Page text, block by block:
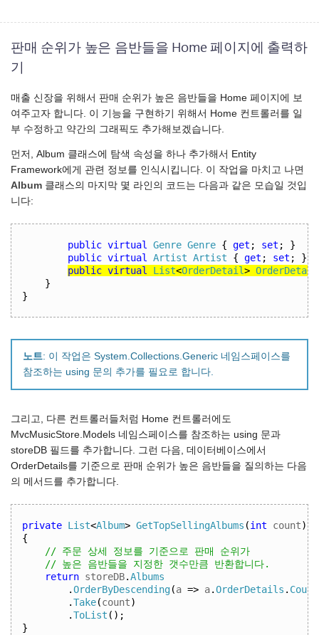
판매 순위가 높은 음반들을 Home 페이지에 출력하
기
매출 신장을 위해서 판매 순위가 높은 음반들을 Home 페이지에 보
여주고자 합니다. 이 기능을 구현하기 위해서 Home 컨트롤러를 일
부 수정하고 약간의 그래픽도 추가해보겠습니다.
먼저, Album 클래스에 탐색 속성을 하나 추가해서 Entity
Framework에게 관련 정보를 인식시킵니다. 이 작업을 마치고 나면
Album 클래스의 마지막 몇 라인의 코드는 다음과 같은 모습일 것입
니다:
public virtual Genre Genre { get ; set ;
}
public virtual Artist Artist { get ; set ;
}
public virtual List<OrderDetail>
}
}
노트: 이 작업은 System.Collections.Generic 네임스페이스를
참조하는 using 문의 추가를 필요로 합니다.
그리고, 다른 컨트롤러들처럼 Home 컨트롤러에도
MvcMusicStore.Models 네임스페이스를 참조하는 using 문과
storeDB 필드를 추가합니다. 그런 다음, 데이터베이스에서
OrderDetails를 기준으로 판매 순위가 높은 음반들을 질의하는 다음
의 메서드를 추가합니다.
private List<Album> GetTopSellingAlbums (int count)
{
// 주문 상세 정보를 기준으로 판매 순위가
// 높은 음반들을 지정한 갯수만큼 반환합니다.
return storeDB.Albums
.OrderByDescending(a => a.OrderDetails . Count
.Take(count)
.ToList ();
}